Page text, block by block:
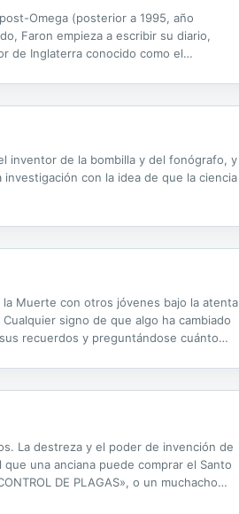
Omega (posterior a 1995, año
Faron empieza a escribir su diario,
de Inglaterra conocido como el
inventor de la bombilla y del fonógrafo, y
con la idea de que la ciencia
Muerte con otros jóvenes bajo la atenta
signo de que algo ha cambiado
recuerdos y preguntándose cuánto
La destreza y el poder de invención de
una anciana puede comprar el Santo
DE PLAGAS», o un muchacho